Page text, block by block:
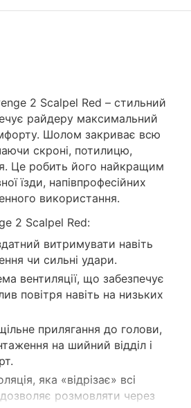
2 Scalpel Red – стильний
райдеру максимальний
Шолом закриває всю
скроні, потилицю,
Це робить його найкращим
їзди, напівпрофесійних
використання.
2 Scalpel Red:
витримувати навіть
чи сильні удари.
вентиляції, що забезпечує
повітря навіть на низьких
прилягання до голови,
на шийний відділ і
яка «відрізає» всі
розмовляти через